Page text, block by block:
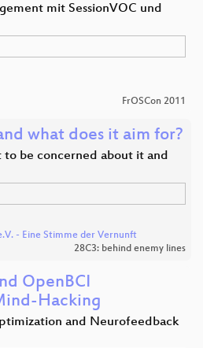
mit SessionVOC und
FrOSCon 2011
what does it aim for?
be concerned about it and
- Eine Stimme der Vernunft
28C3: behind enemy lines
OpenBCI
Hacking
and Neurofeedback